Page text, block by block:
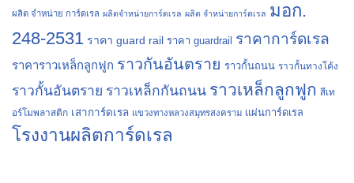
ผลิต จำหน่าย การ์ดเรล ผลิตจำหน่ายการ์ดเรล ผลิต จำหน่ายการ์ดเรล มอก.
248-2531 ราคา guard rail ราคา guardrail ราคาการ์ดเรล
ราคาราวเหล็กลูกฟูก ราวกันอันตราย ราวกั้นถนน ราวกั้นทางโค้ง
ราวกั้นอันตราย ราวเหล็กกันถนน ราวเหล็กลูกฟูก สีเท
อร์โมพลาสติก เสาการ์ดเรล แขวงทางหลวงสมุทรสงคราม แผ่นการ์ดเรล
โรงงานผลิตการ์ดเรล